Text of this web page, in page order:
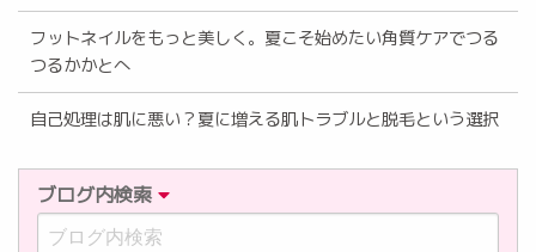
フットネイルをもっと美しく。夏こそ始めたい角質ケアでつる
つるかかとへ
自己処理は肌に悪い？夏に増える肌トラブルと脱毛という選択
ブログ内検索